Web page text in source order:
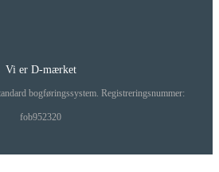
Vi er D-mærket
bogføringssystem. Registreringsnummer:
fob952320